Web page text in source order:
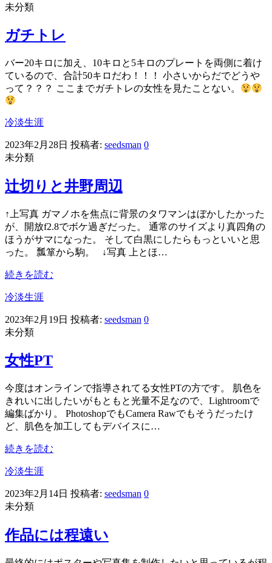
未分類
ガチトレ
バー20キロに加え、10キロと5キロのプレートを両側に着け
ているので、合計50キロだわ！！！ 小さいからだでどうや
って？？？ ここまでガチトレの女性を見たことない。
冷淡生涯
2023年2月28日 投稿者: seedsman 0
未分類
辻切りと井野周辺
↑上写真 ガマノホを焦点に背景のタワマンはぼかしたかった
が、開放f2.8でボケ過ぎだった。 通常のサイズより真四角の
ほうがサマになった。 そして白黒にしたらもっといいと思
った。 瓢箪から駒。 ↓写真 上とほ…
続きを読む
冷淡生涯
2023年2月19日 投稿者: seedsman 0
未分類
女性PT
今度はオンラインで指導されてる女性PTの方です。 肌色を
きれいに出したいがもともと光量不足なので、Lightroomで
編集ばかり。 PhotoshopでもCamera Rawでもそうだったけ
ど、肌色を加工してもデバイスに…
続きを読む
冷淡生涯
2023年2月14日 投稿者: seedsman 0
未分類
作品には程遠い